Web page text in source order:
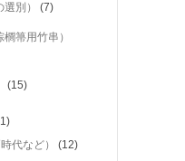
別） (7)
箒用竹串）
(15)
代など）
(12)